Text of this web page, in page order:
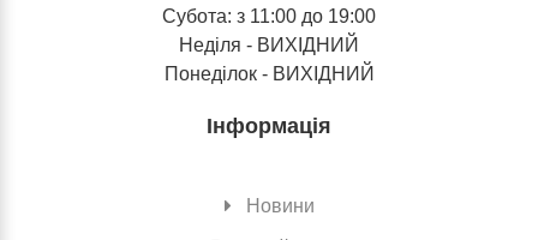
Субота: з 11:00 до 19:00
Неділя - ВИХІДНИЙ
Понеділок - ВИХІДНИЙ
Інформація
Новини